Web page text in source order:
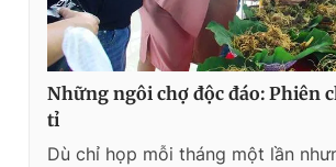
Những ngôi chợ độc đáo: Phiên
tỉ
Dù chỉ họp mỗi tháng một lần